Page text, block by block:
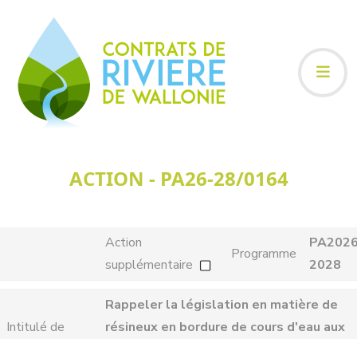
ACTION - PA26-28/0164
Action
supplémentaire
Programme
2028
Intitulé de
Rappeler la législation en matière de
résineux en bordure de cours d'eau aux